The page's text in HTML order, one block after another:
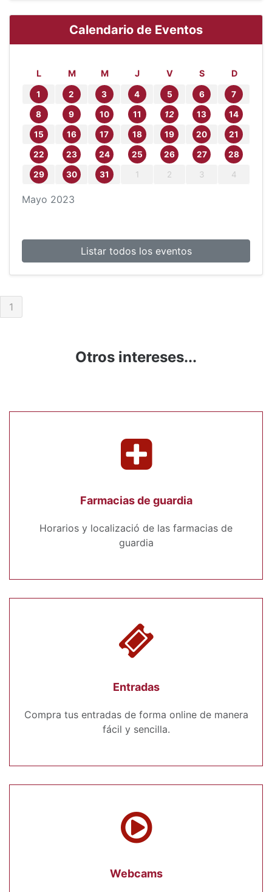
Calendario de Eventos
Mayo 2023
L M M J V S D
1 2 3 4 5 6 7
8 9 10 11 12 13 14
15 16 17 18 19 20 21
22 23 24 25 26 27 28
29 30 31 1 2 3 4
Listar todos los eventos
1
Otros intereses...
Farmacias de guardia
Horarios y localizació de las farmacias de
guardia
Entradas
Compra tus entradas de forma online de manera
fácil y sencilla.
Webcams